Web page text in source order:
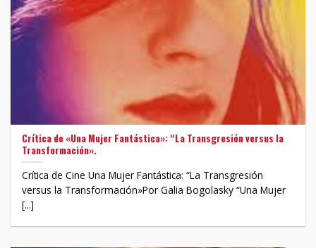
Crítica de «Una Mujer Fantástica»: “La Transgresión versus la
Transformación».
Crítica de Cine Una Mujer Fantástica: “La Transgresión
versus la Transformación»Por Galia Bogolasky “Una Mujer
[...]